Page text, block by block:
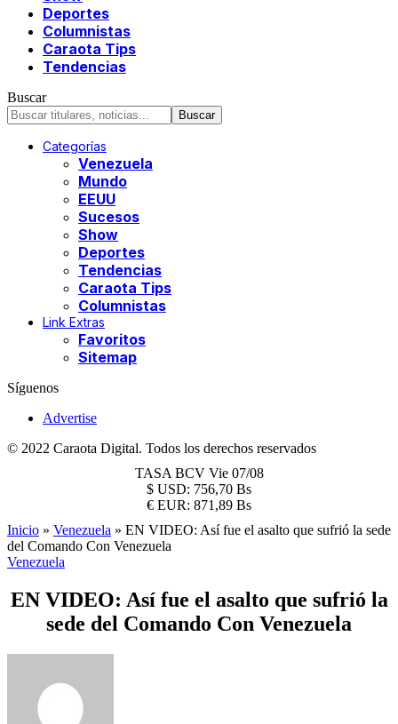
Deportes
Columnistas
Caraota Tips
Tendencias
Buscar
Categorías
Venezuela
Mundo
EEUU
Sucesos
Show
Deportes
Tendencias
Caraota Tips
Columnistas
Link Extras
Favoritos
Sitemap
Síguenos
Advertise
© 2022 Caraota Digital. Todos los derechos reservados
TASA BCV Vie 07/08
$ USD: 756,70 Bs
€ EUR: 871,89 Bs
Inicio » Venezuela » EN VIDEO: Así fue el asalto que sufrió la sede
del Comando Con Venezuela
Venezuela
EN VIDEO: Así fue el asalto que sufrió la
sede del Comando Con Venezuela